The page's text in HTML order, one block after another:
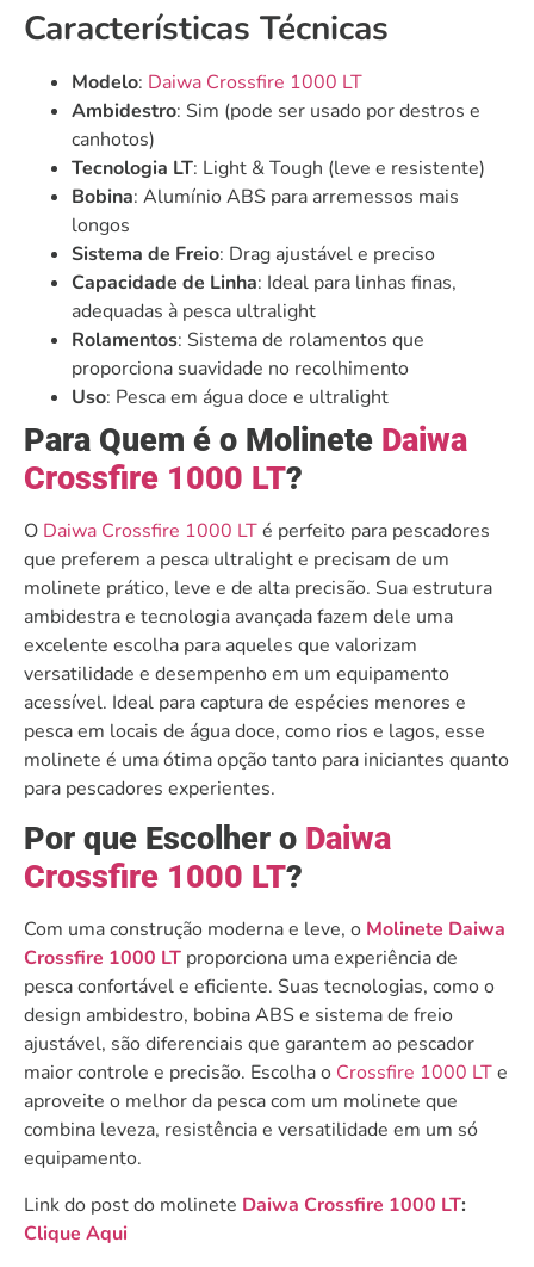
Características Técnicas
Modelo: Daiwa Crossfire 1000 LT
Ambidestro: Sim (pode ser usado por destros e
canhotos)
Tecnologia LT: Light & Tough (leve e resistente)
Bobina: Alumínio ABS para arremessos mais
longos
Sistema de Freio: Drag ajustável e preciso
Capacidade de Linha: Ideal para linhas finas,
adequadas à pesca ultralight
Rolamentos: Sistema de rolamentos que
proporciona suavidade no recolhimento
Uso: Pesca em água doce e ultralight
Para Quem é o Molinete Daiwa
Crossfire 1000 LT?
O Daiwa Crossfire 1000 LTé perfeito para pescadores
que preferem a pesca ultralight e precisam de um
molinete prático, leve e de alta precisão. Sua estrutura
ambidestra e tecnologia avançada fazem dele uma
excelente escolha para aqueles que valorizam
versatilidade e desempenho em um equipamento
acessível. Ideal para captura de espécies menores e
pesca em locais de água doce, como rios e lagos, esse
molinete é uma ótima opção tanto para iniciantes quanto
para pescadores experientes.
Por que Escolher o Daiwa
Crossfire 1000 LT?
Com uma construção moderna e leve, o Molinete Daiwa
Crossfire 1000 LT proporciona uma experiência de
pesca confortável e eficiente. Suas tecnologias, como o
design ambidestro, bobina ABS e sistema de freio
ajustável, são diferenciais que garantem ao pescador
maior controle e precisão. Escolha o Crossfire 1000 LTe
aproveite o melhor da pesca com um molinete que
combina leveza, resistência e versatilidade em um só
equipamento.
Link do post do molinete Daiwa Crossfire 1000 LT:
Clique Aqui